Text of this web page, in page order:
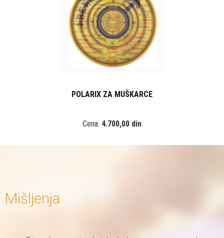
POLARIX ZA MUŠKARCE
Cena: 4.700,00 din
Mišljenja